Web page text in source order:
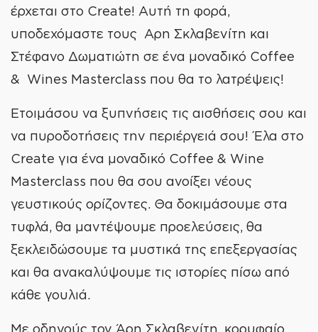
έρχεται στο Create! Αυτή τη φορά,
υποδεχόμαστε τους Αρη Σκλαβενίτη και
Στέφανο Δωματιώτη σε ένα μοναδικό Coffee
& Wines Masterclass που θα το λατρέψεις!
Ετοιμάσου να ξυπνήσεις τις αισθήσεις σου και
να πυροδοτήσεις την περιέργειά σου! Έλα στο
Create για ένα μοναδικό Coffee & Wine
Masterclass που θα σου ανοίξει νέους
γευστικούς ορίζοντες. Θα δοκιμάσουμε στα
τυφλά, θα μαντέψουμε προελεύσεις, θα
ξεκλειδώσουμε τα μυστικά της επεξεργασίας
και θα ανακαλύψουμε τις ιστορίες πίσω από
κάθε γουλιά.
Με οδηγούς τον Άρη Σκλαβενίτη, κορυφαίο